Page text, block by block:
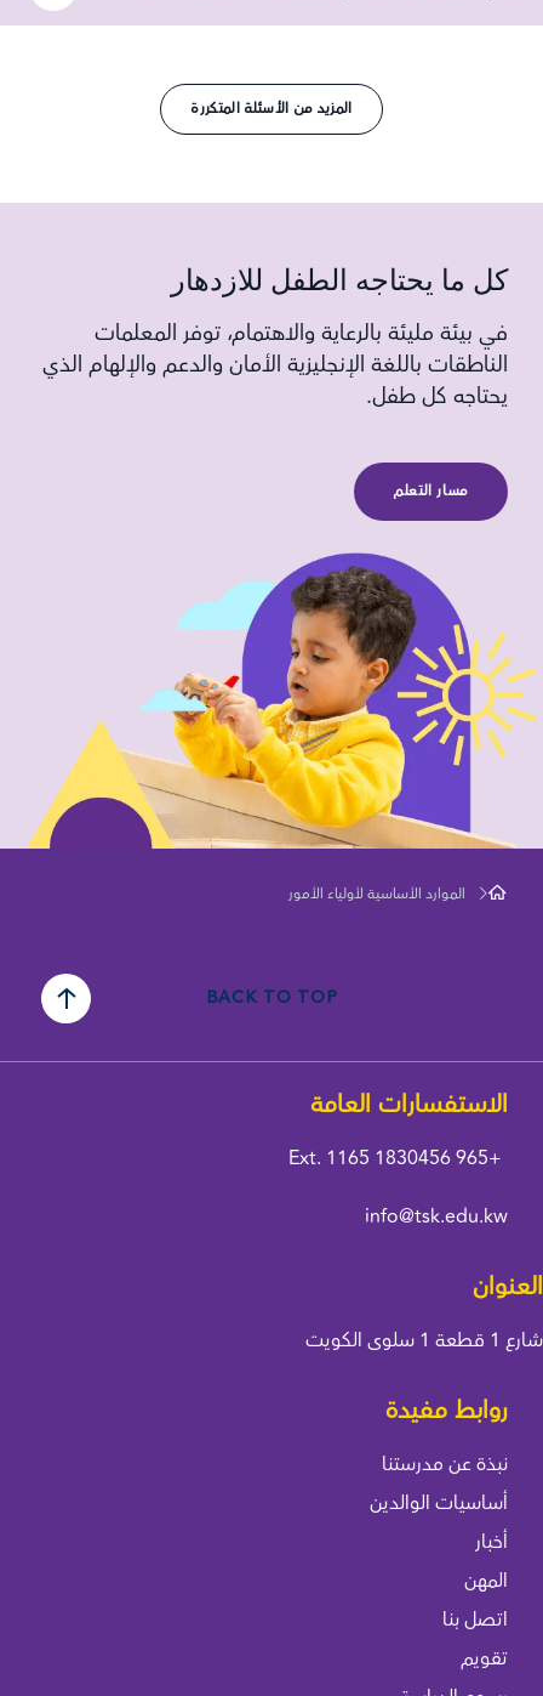
المزيد من الأسئلة المتكررة
كل ما يحتاجه الطفل للازدهار
في بيئة مليئة بالرعاية والاهتمام، توفر المعلمات
الناطقات باللغة الإنجليزية الأمان والدعم والإلهام الذي
يحتاجه كل طفل.
مسار التعلم
الموارد الأساسية لأولياء الأمور
BACK TO TOP
الاستفسارات العامة
+965 1830456
info@tsk.edu.kw
العنوان
شارع 1 قطعة 1 سلوى الكويت
روابط مفيدة
نبذة عن مدرستنا
أساسيات الوالدين
أخبار
المهن
اتصل بنا
تقويم